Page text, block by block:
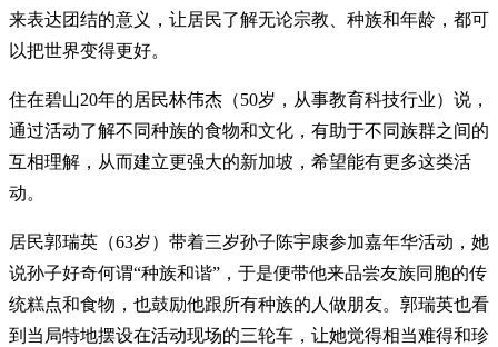
来表达团结的意义，让居民了解无论宗教、种族和年龄，都可
以把世界变得更好。
住在碧山20年的居民林伟杰（50岁，从事教育科技行业）说，
通过活动了解不同种族的食物和文化，有助于不同族群之间的
互相理解，从而建立更强大的新加坡，希望能有更多这类活
动。
居民郭瑞英（63岁）带着三岁孙子陈宇康参加嘉年华活动，她
说孙子好奇何谓“种族和谐”，于是便带他来品尝友族同胞的传
统糕点和食物，也鼓励他跟所有种族的人做朋友。郭瑞英也看
到当局特地摆设在活动现场的三轮车，让她觉得相当难得和珍